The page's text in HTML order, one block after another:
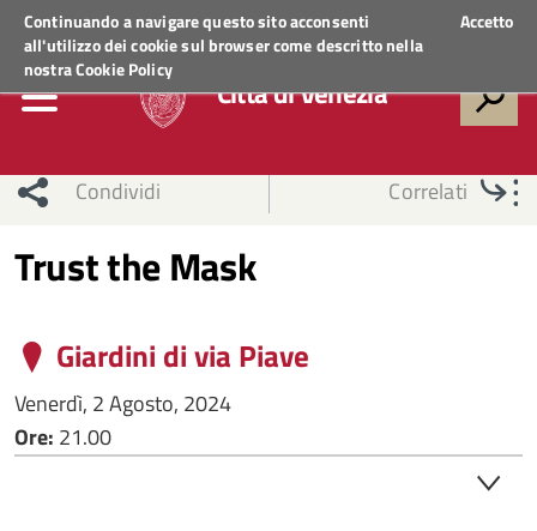
Continuando a navigare questo sito acconsenti
all'utilizzo dei cookie sul browser come descritto nella
nostraCookie Policy
Accetto
Regione VenetoACCEDI AI SERVIZI
Città di Venezia
Condividi Correlati
Trust the Mask
Giardini di via Piave
Venerdì, 2 Agosto, 2024
Ore: 21.00